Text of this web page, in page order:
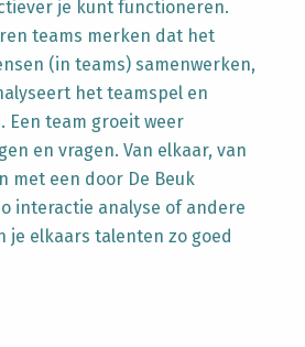
je kunt functioneren.
teams merken dat het
(in teams) samenwerken,
het teamspel en
Een team groeit weer
en vragen. Van elkaar, van
met een door De Beuk
interactie analyse of andere
je elkaars talenten zo goed